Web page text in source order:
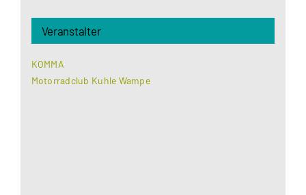
Veranstalter
KOMMA
Motorradclub Kuhle Wampe